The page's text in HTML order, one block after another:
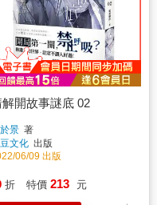
解開故事謎底 02
景 著
文化 出版
06/09 出版
折 特價 213 元